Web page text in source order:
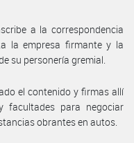
a la correspondencia
la empresa firmante y la
su personería gremial.
el contenido y firmas allí
facultades para negociar
obrantes en autos.